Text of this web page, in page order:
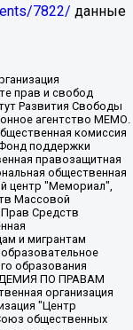
7822/ данные
Елкин Сергей Владимирович, Кругликов Кирилл Игоревич, Сабунаева Мария Леонидовна, Семенов Алексей Владимирович, Шаинян Карен Багратович, Шульман Екатерина Михайловна, Асафьев Артур Валерьевич, Вахштайн Виктор Семенович, Венедиктов Алексей Алексеевич, Лушникова Екатерина Евгеньевна, Волков Леонид Михайлович, Невзоров Александр Глебович, Пархоменко Сергей Борисович, Сироткин Ярослав Николаевич, Кара-Мурза Владимир Владимирович, Баранова Наталья Владимировна, Гозман Леонид Яковлевич, Кагарлицкий Борис Юльевич, Климарев Михаил Валерьевич, Милов Владимир Станиславович, Автономная некоммерческая организация Краснодарский центр современного искусства "Типография", Моргенштерн Алишер Тагирович, Соболь Любовь Эдуардовна, Общество с ограниченной ответственностью "ЛИЗА НОРМ", Каспаров Гарри Кимович, Ходорковский Михаил Борисович, Общество с ограниченной ответственностью "Апрельские тезисы", Данилович Ирина Брониславовна, Кашин Олег Владимирович, Петров Николай Владимирович, Пивоваров Алексей Владимирович, Соколов Михаил Владимирович, Цветкова Юлия Владимировна, Чичваркин Евгений Александрович, Комитет против пыток/Команда против пыток, Общество с ограниченной ответственностью "Первый научный", Общество с ограниченной ответственностью "Вертолет и ко", Белоцерковская Вероника Борисовна, Кац Максим Евгеньевич, Лазарева Татьяна Юрьевна, Шаведдинов Руслан Табризович, Яшин Илья Валерьевич, Общество с ограниченной ответственностью "Иноагент ААВ", Алешковский Дмитрий Петрович, Альбац Евгения Марковна, Быков Дмитрий Львович, Галямина Юлия Евгеньевна, Лойко Сергей Леонидович, Мартынов Кирилл Константинович, Медведев Сергей Александрович, Крашенинников Федор Геннадиевич, Гордеева Катерина Вл